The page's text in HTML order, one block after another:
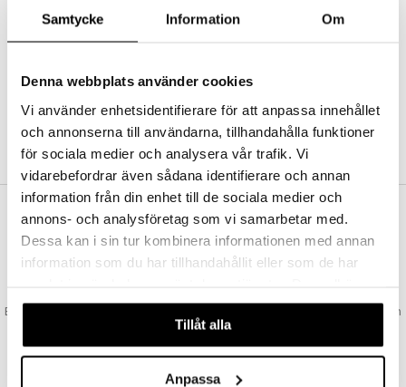
Samtycke Information Om
Denna webbplats använder cookies
Vi använder enhetsidentifierare för att anpassa innehållet
och annonserna till användarna, tillhandahålla funktioner
för sociala medier och analysera vår trafik. Vi
vidarebefordrar även sådana identifierare och annan
information från din enhet till de sociala medier och
annons- och analysföretag som vi samarbetar med.
Dessa kan i sin tur kombinera informationen med annan
information som du har tillhandahållit eller som de har
våra cookies vid fortsatt användande av vår webbplats.
Tillåt alla
Anpassa
Abonnemang
Bevaka produkter
Recensera produkter
SKAPA KUND
VAD KOSTAR FRAKTEN?
Vi erbjuder fri frakt från 350 kr. Vår gräns för fraktfri leverans bestäms
utifån vilken avdelning du handlar från. Läs mer här »
Beställningar lagda före 14:00 (gäller varor i lager) skickas normalt ut från
oss samma dag.
GODKÄND AV LÄKEMEDELSVERKET
EU-logotypen är symbolen som visar att vi är godkända av